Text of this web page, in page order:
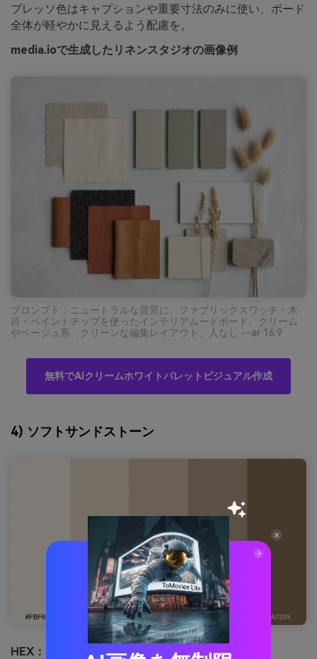
プレッソ色はキャプションや重要寸法のみに使い、ボード
全体が軽やかに見えるよう配慮を。
media.ioで生成したリネンスタジオの画像例
プロンプト：ニュートラルな背景に、ファブリックスワッチ・木
目・ペイントチップを使ったインテリアムードボード。クリーム
やベージュ系、クリーンな編集レイアウト、人なし --ar 16:9
無料でAIクリームホワイトパレットビジュアル作成
4) ソフトサンドストーン
HEX： #FBF6EC #E8DCCB #D2C0A8 #B59E84